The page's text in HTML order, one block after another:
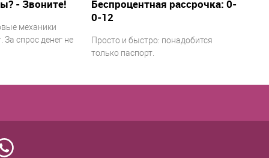
- Звоните!
механики
За спрос денег не
Беспроцентная рассрочка: 0-
0-12
Просто и быстро: понадобится
только паспорт.